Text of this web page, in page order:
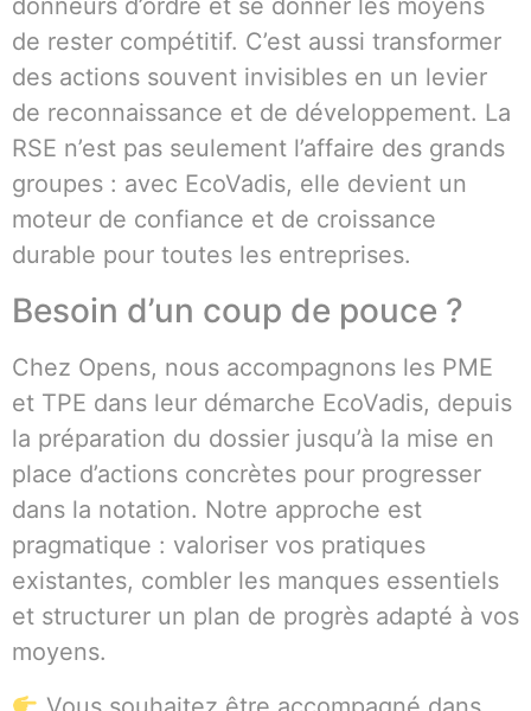
de rester compétitif. C’est aussi transformer
des actions souvent invisibles en un levier
de reconnaissance et de développement. La
RSE n’est pas seulement l’affaire des grands
groupes : avec EcoVadis, elle devient un
moteur de confiance et de croissance
durable pour toutes les entreprises.
Besoin d’un coup de pouce ?
Chez Opens, nous accompagnons les PME
et TPE dans leur démarche EcoVadis, depuis
la préparation du dossier jusqu’à la mise en
place d’actions concrètes pour progresser
dans la notation. Notre approche est
pragmatique : valoriser vos pratiques
existantes, combler les manques essentiels
et structurer un plan de progrès adapté à vos
moyens.